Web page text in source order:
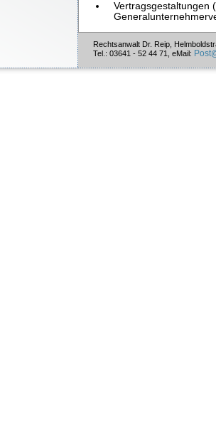
Vertragsgestaltungen
Rechtsanwalt Dr. Reip,
Tel.: 03641 - 52 44 71, eMail: